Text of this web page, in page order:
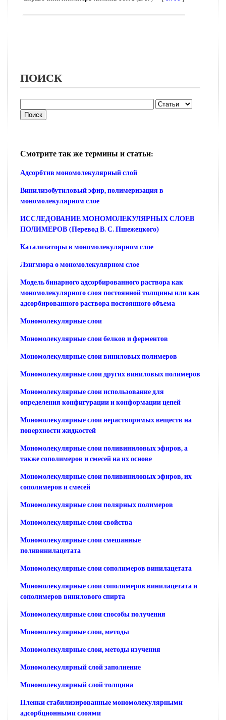
ПОИСК
Смотрите так же термины и статьи:
Адсорбтив мономолекулярный слой
Винилизобутиловый эфир, полимеризация в
мономолекулярном слое
ИССЛЕДОВАНИЕ МОНОМОЛЕКУЛЯРНЫХ СЛОЕВ
ПОЛИМЕРОВ (Перевод В. С. Пшежецкого)
Катализаторы в мономолекулярном слое
Лэнгмюра о мономолекулярном слое
Модель бинарного адсорбированного раствора как
мономолекулярного слоя постоянной толщины или как
адсорбированного раствора постоянного объема
Мономолекулярные слои
Мономолекулярные слои белков и ферментов
Мономолекулярные слои виниловых полимеров
Мономолекулярные слои других виниловых полимеров
Мономолекулярные слои использование для
определения конфигурации и конформации цепей
Мономолекулярные слои нерастворимых веществ на
поверхности жидкостей
Мономолекулярные слои поливиниловых эфиров, а
также сополимеров и смесей на их основе
Мономолекулярные слои поливиниловых эфиров, их
сополимеров и смесей
Мономолекулярные слои полярных полимеров
Мономолекулярные слои свойства
Мономолекулярные слои смешанные
поливинилацетата
Мономолекулярные слои сополимеров винилацетата
Мономолекулярные слои сополимеров винилацетата и
сополимеров винилового спирта
Мономолекулярные слои способы получения
Мономолекулярные слои, методы
Мономолекулярные слои, методы изучения
Мономолекулярный слой заполнение
Мономолекулярный слой толщина
Пленки стабилизированные мономолекулярными
адсорбционными слоями